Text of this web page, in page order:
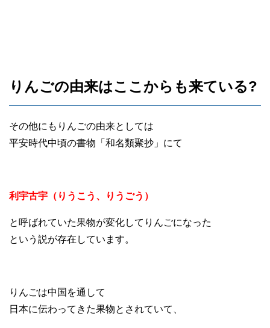
りんごの由来はここからも来ている?
その他にもりんごの由来としては
平安時代中頃の書物「和名類聚抄」にて
利宇古宇（りうこう、りうごう）
と呼ばれていた果物が変化してりんごになった
という説が存在しています。
りんごは中国を通して
日本に伝わってきた果物とされていて、